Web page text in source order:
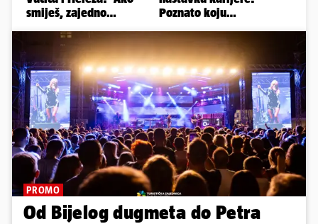
PROMO
Od Bijelog dugmeta do Petra